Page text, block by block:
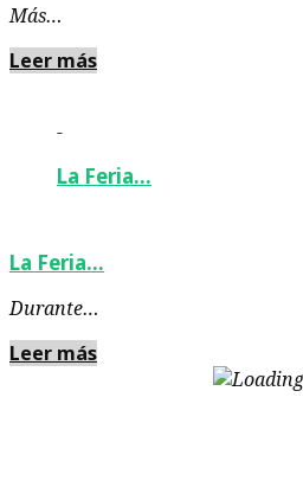
Más…
Leer más
-
La Feria…
La Feria…
Durante…
Leer más